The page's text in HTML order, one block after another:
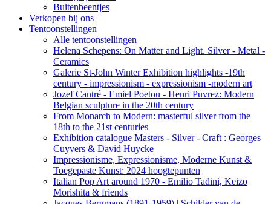
Buitenbeentjes
Verkopen bij ons
Tentoonstellingen
Alle tentoonstellingen
Helena Schepens: On Matter and Light. Silver - Metal -
Ceramics
Galerie St-John Winter Exhibition highlights -19th
century - impressionism - expressionism -modern art
Jozef Cantré - Emiel Poetou - Henri Puvrez: Modern
Belgian sculpture in the 20th century
From Monarch to Modern: masterful silver from the
18th to the 21st centuries
Exhibition catalogue Masters - Silver - Craft : Georges
Cuyvers & David Huycke
Impressionisme, Expressionisme, Moderne Kunst &
Toegepaste Kunst: 2024 hoogtepunten
Italian Pop Art around 1970 - Emilio Tadini, Keizo
Morishita & friends